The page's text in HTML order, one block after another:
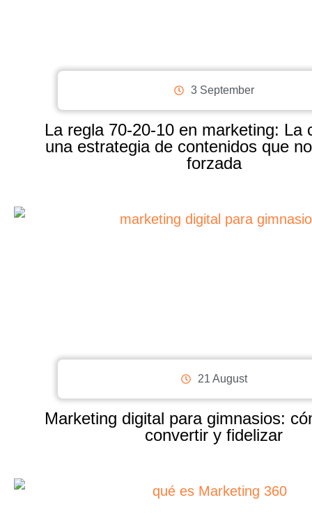
3 September
La regla 70-20-10 en marketing: La
una estrategia de contenidos que
forzada
21 August
Marketing digital para gimnasios:
convertir y fidelizar